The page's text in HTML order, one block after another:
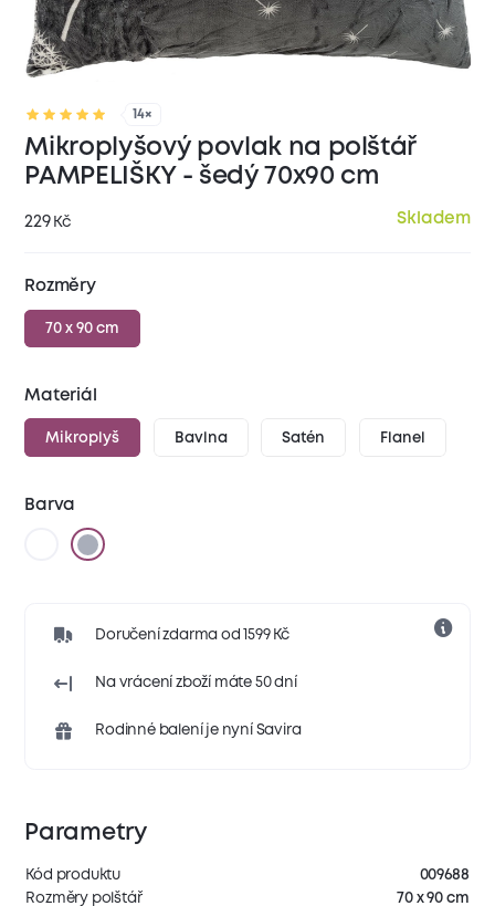
14×
Mikroplyšový povlak na polštář
PAMPELIŠKY - šedý 70x90 cm
229 Kč Skladem
Rozměry
70 x 90 cm
Materiál
Mikroplyš Bavlna Satén Flanel
Barva
Doručení zdarma od 1599 Kč
Na vrácení zboží máte 50 dní
Rodinné balení je nyní Savira
Parametry
Kód produktu
009688
Rozměry polštář
70 x 90 cm